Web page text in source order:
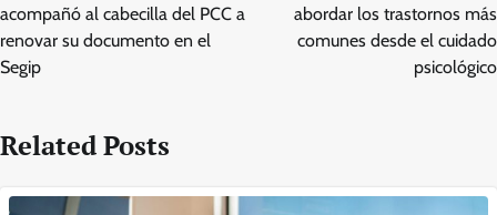
acompañó al cabecilla del PCC a
renovar su documento en el
Segip
abordar los trastornos más
comunes desde el cuidado
psicológico
Related Posts